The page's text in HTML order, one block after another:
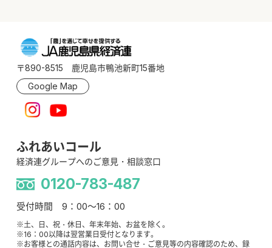
〒890-8515 鹿児島市鴨池新町15番地
Google Map
ふれあいコール
経済連グループへのご意見・相談窓口
0120-783-487
受付時間 9：00～16：00
※土、日、祝・休日、年末年始、お盆を除く。
※16：00以降は翌営業日受付となります。
※お客様との通話内容は、お問い合せ・ご意見等の内容確認のため、録